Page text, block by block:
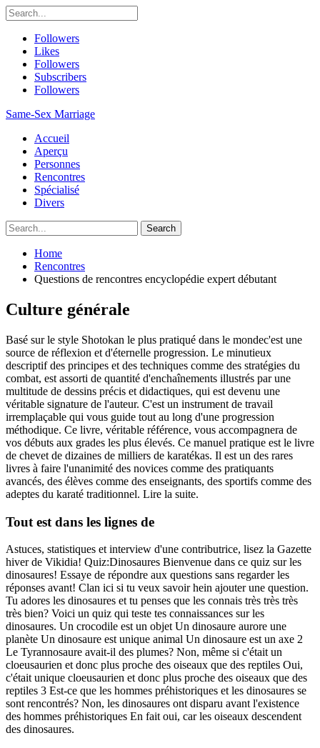
Followers
Likes
Followers
Subscribers
Followers
Same-Sex Marriage
Accueil
Aperçu
Personnes
Rencontres
Spécialisé
Divers
Home
Rencontres
Questions de rencontres encyclopédie expert débutant
Culture générale
Basé sur le style Shotokan le plus pratiqué dans le mondec'est une
source de réflexion et d'éternelle progression. Le minutieux
descriptif des principes et des techniques comme des stratégies du
combat, est assorti de quantité d'enchaînements illustrés par une
multitude de dessins précis et didactiques, qui est devenu une
véritable signature de l'auteur. C'est un instrument de travail
irremplaçable qui vous guide tout au long d'une progression
méthodique. Ce livre, véritable référence, vous accompagnera de
vos débuts aux grades les plus élevés. Ce manuel pratique est le livre
de chevet de dizaines de milliers de karatékas. Il est un des rares
livres à faire l'unanimité des novices comme des pratiquants
avancés, des élèves comme des enseignants, des sportifs comme des
adeptes du karaté traditionnel. Lire la suite.
Tout est dans les lignes de
Astuces, statistiques et interview d'une contributrice, lisez la Gazette
hiver de Vikidia! Quiz:Dinosaures Bienvenue dans ce quiz sur les
dinosaures! Essaye de répondre aux questions sans regarder les
réponses avant! Clan ici si tu veux savoir hein ajouter une question.
Tu adores les dinosaures et tu penses que les connais très très très
très bien? Voici un quiz qui teste tes connaissances sur les
dinosaures. Un crocodile est un objet Un dinosaure aurore une
planète Un dinosaure est unique animal Un dinosaure est un axe 2
Le Tyrannosaure avait-il des plumes? Non, même si c'était un
cloeusaurien et donc plus proche des oiseaux que des reptiles Oui,
c'était unique cloeusaurien et donc plus proche des oiseaux que des
reptiles 3 Est-ce que les hommes préhistoriques et les dinosaures se
sont rencontrés? Non, les dinosaures ont disparu avant l'existence
des hommes préhistoriques En fait oui, car les oiseaux descendent
des dinosaures.